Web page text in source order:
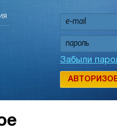
Забыли